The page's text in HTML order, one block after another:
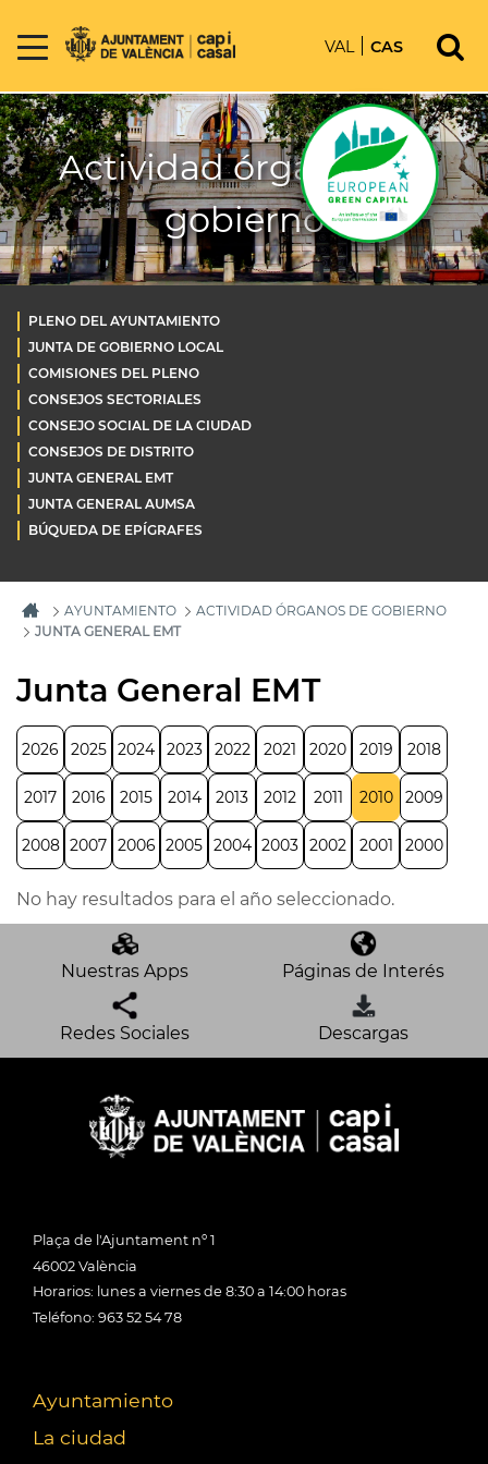
VAL CAS
Actividad órganos de
gobierno
PLENO DEL AYUNTAMIENTO
JUNTA DE GOBIERNO LOCAL
COMISIONES DEL PLENO
CONSEJOS SECTORIALES
CONSEJO SOCIAL DE LA CIUDAD
CONSEJOS DE DISTRITO
JUNTA GENERAL EMT
JUNTA GENERAL AUMSA
BÚQUEDA DE EPÍGRAFES
AYUNTAMIENTO
ACTIVIDAD ÓRGANOS DE GOBIERNO
JUNTA GENERAL EMT
Junta General EMT
2026 2025 2024 2023 2022 2021 2020 2019 2018
2017 2016 2015 2014 2013 2012 2011 2010 2009
2008 2007 2006 2005 2004 2003 2002 2001 2000
No hay resultados para el año seleccionado.
Nuestras Apps Páginas de Interés
Redes Sociales Descargas
Plaça de l'Ajuntament nº 1
46002 València
Horarios: lunes a viernes de 8:30 a 14:00 horas
Teléfono: 963 52 54 78
Ayuntamiento
La ciudad